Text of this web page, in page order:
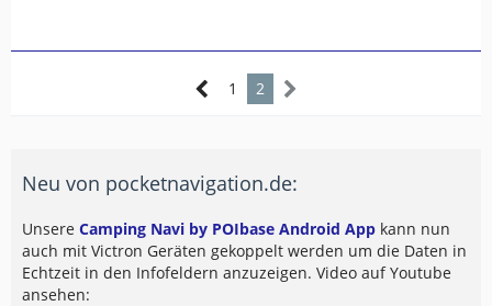
1 2
Neu von pocketnavigation.de:
Unsere Camping Navi by POIbase Android App kann nun
auch mit Victron Geräten gekoppelt werden um die Daten in
Echtzeit in den Infofeldern anzuzeigen. Video auf Youtube
ansehen: